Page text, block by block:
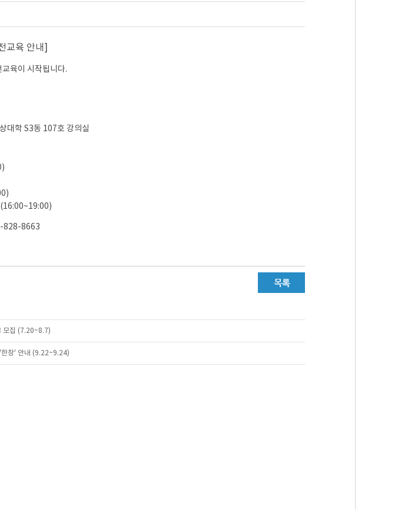
교육 안내]
육이 시작됩니다.
대학 S3동 107호 강의실
(16:00~19:00)
828-8663
모집 (7.20~8.7)
한창' 안내 (9.22~9.24)